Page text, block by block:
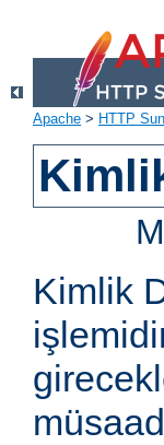
Apache > HTTP
Kimlik